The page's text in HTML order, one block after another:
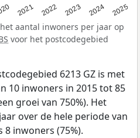
2021 2022 2023 2024 2025
aantal inwoners per jaar op
voor het postcodegebied
6213 GZ is met
10 inwoners in 2015 tot 85
groei van 750%). Het
over de hele periode van
8 inwoners (75%).